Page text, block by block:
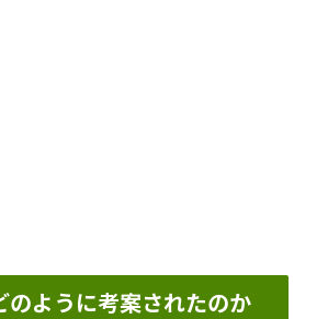
のように考案されたのか